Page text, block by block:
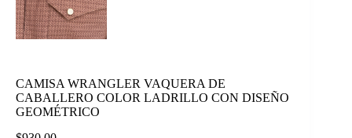
CAMISA WRANGLER VAQUERA DE
CABALLERO COLOR LADRILLO CON DISEÑO
GEOMÉTRICO